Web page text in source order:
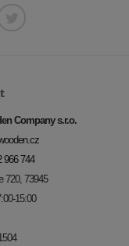
Company s.r.o.
966 744
720, 73945
15:00